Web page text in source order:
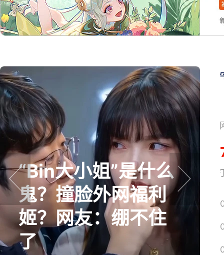
“Bin大小姐”是什么
鬼？撞脸外网福利
姬？网友：绷不住
了
prev next
网易搜